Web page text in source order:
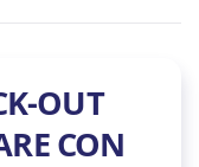
OUT
CON